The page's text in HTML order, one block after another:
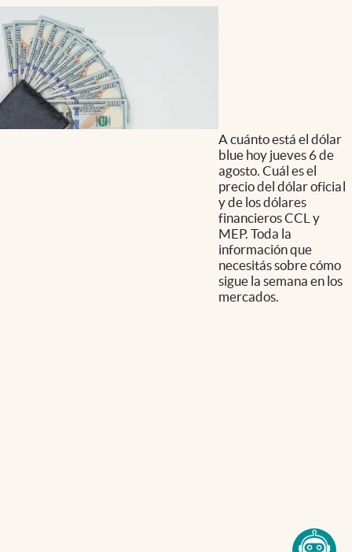
A cuánto está el dólar
blue hoy jueves 6 de
agosto. Cuál es el
precio del dólar oficial
y de los dólares
financieros CCL y
MEP. Toda la
información que
necesitás sobre cómo
sigue la semana en los
mercados.